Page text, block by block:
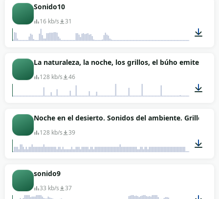
Sonido10
16 kb/s 31
00:04
La naturaleza, la noche, los grillos, el búho emite
128 kb/s 46
03:09
Noche en el desierto. Sonidos del ambiente. Grillos,
128 kb/s 39
sonido9
33 kb/s 37